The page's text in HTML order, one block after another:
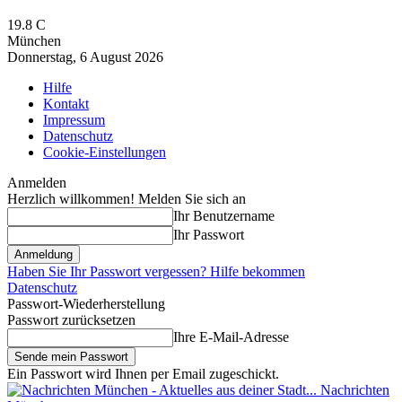
19.8 C
München
Donnerstag, 6 August 2026
Hilfe
Kontakt
Impressum
Datenschutz
Cookie-Einstellungen
Anmelden
Herzlich willkommen! Melden Sie sich an
Ihr Benutzername
Ihr Passwort
Haben Sie Ihr Passwort vergessen? Hilfe bekommen
Datenschutz
Passwort-Wiederherstellung
Passwort zurücksetzen
Ihre E-Mail-Adresse
Ein Passwort wird Ihnen per Email zugeschickt.
Nachrichten